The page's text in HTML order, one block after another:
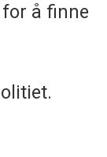
å finne